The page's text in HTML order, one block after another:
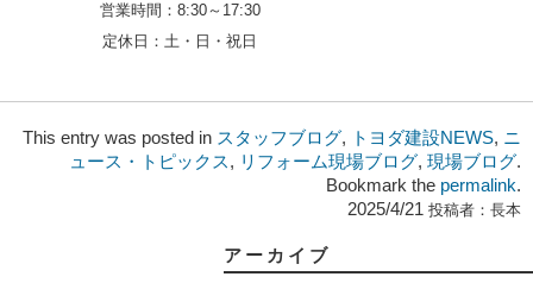
営業時間： 8:30～17:30
定休日：土・日・祝日
This entry was posted in スタッフブログ, トヨダ建設NEWS, ニ
ュース・トピックス, リフォーム現場ブログ, 現場ブログ.
Bookmark the permalink.
2025/4/21 投稿者： 長本
アーカイブ